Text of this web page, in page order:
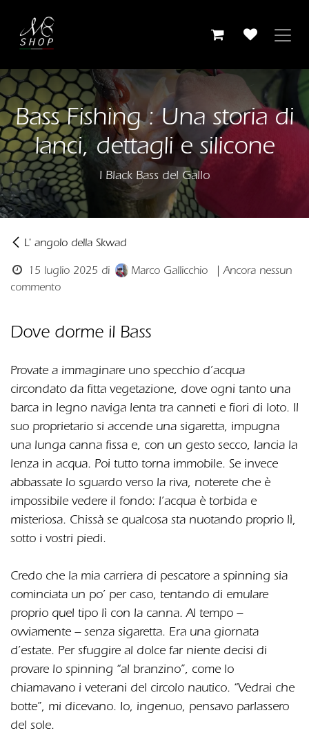
Bass Fishing : Una storia di
lanci, dettagli e silicone
I Black Bass del Gallo
L' angolo della Skwad
15 luglio 2025 di Marco Gallicchio
| Ancora nessun
commento
Dove dorme il Bass
Provate a immaginare uno specchio d’acqua
circondato da fitta vegetazione, dove ogni tanto una
barca in legno naviga lenta tra canneti e fiori di loto. Il
suo proprietario si accende una sigaretta, impugna
una lunga canna fissa e, con un gesto secco, lancia la
lenza in acqua. Poi tutto torna immobile. Se invece
abbassate lo sguardo verso la riva, noterete che è
impossibile vedere il fondo: l’acqua è torbida e
misteriosa. Chissà se qualcosa sta nuotando proprio lì,
sotto i vostri piedi.
Credo che la mia carriera di pescatore a spinning sia
cominciata un po’ per caso, tentando di emulare
proprio quel tipo lì con la canna. Al tempo –
ovviamente – senza sigaretta. Era una giornata
d’estate. Per sfuggire al dolce far niente decisi di
provare lo spinning “al branzino”, come lo
chiamavano i veterani del circolo nautico. “Vedrai che
botte”, mi dicevano. Io, ingenuo, pensavo parlassero
del sole.